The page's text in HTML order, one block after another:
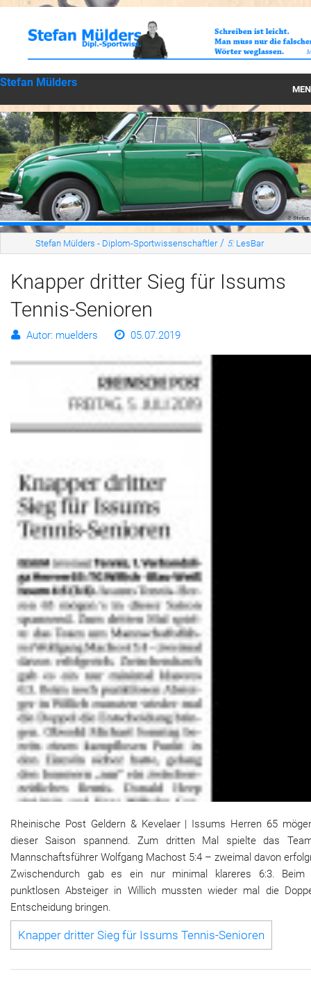
Stefan Mülders
Startseite
Können
Wirken
Werte
LesBar
Serien
Leben
Stefan Mülders - Diplom-Sportwissenschaftler / 5: LesBar
Knapper dritter Sieg für Issums
Tennis-Senioren
Autor: muelders 05.07.2019
Rheinische Post Geldern & Kevelaer | Issums Herren 65
dieser Saison spannend. Zum dritten Mal spielte das
Mannschaftsführer Wolfgang Machost 5:4 – zweimal davon
Zwischendurch gab es ein nur minimal klareres 6:3. Beim
punktlosen Absteiger in Willich mussten wieder mal die
Entscheidung bringen.
Knapper dritter Sieg für Issums Tennis-Senioren